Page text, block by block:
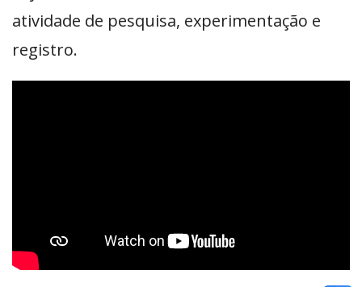
atividade de pesquisa, experimentação e
registro.